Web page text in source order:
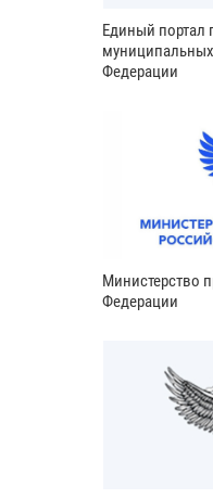
Единый портал
Федерации
Министерство
Федерации